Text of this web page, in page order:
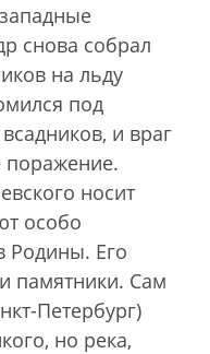
снова собрал
на льду
под
и враг
поражение.
носит
особо
Родины. Его
памятники. Сам
Петербург)
но река,